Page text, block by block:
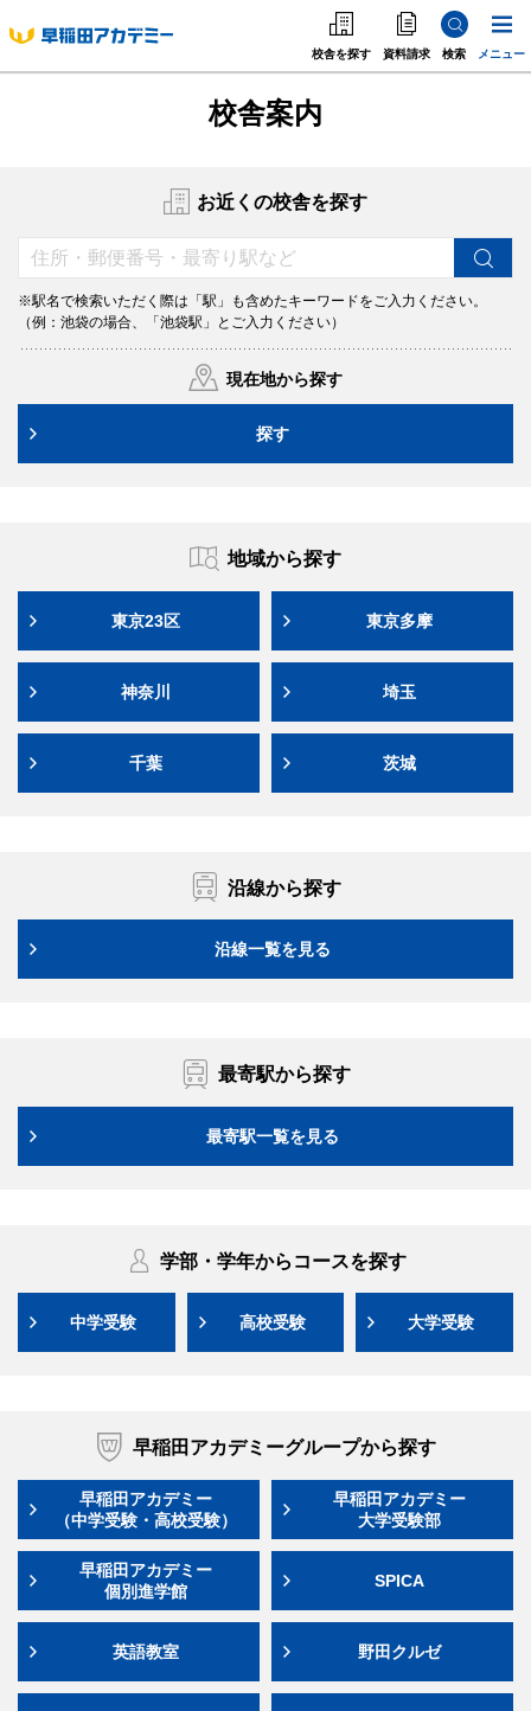
校舎を探す 資料請求 検索 メニュー
中学受験
大学受験
個別指導
海外·帰国·首都圏外
英語教室
校舎案内
お近くの校舎を探す
※駅名で検索いただく際は「駅」も含めたキーワードをご入力ください。
（例：池袋の場合、「池袋駅」とご入力ください）
現在地から探す
探す
地域から探す
東京23区 東京多摩
神奈川 埼玉
千葉 茨城
沿線から探す
沿線一覧を見る
最寄駅から探す
最寄駅一覧を見る
学部・学年からコースを探す
中学受験 高校受験 大学受験
早稲田アカデミーグループから探す
早稲田アカデミー
（中学受験・高校受験）
早稲田アカデミー
大学受験部
早稲田アカデミー
個別進学館
SPICA
英語教室 野田クルゼ